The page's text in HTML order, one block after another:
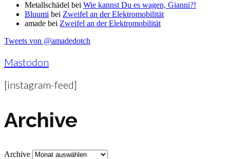
Metallschädel bei Wie kannst Du es wagen, Gianni?!
Bluumi bei Zweifel an der Elektromobilität
amade bei Zweifel an der Elektromobilität
Tweets von @amadedotch
Mastodon
[instagram-feed]
Archive
Archive